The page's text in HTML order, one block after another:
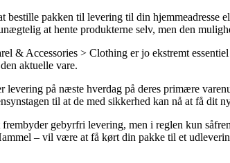
bestille pakken til levering til din
at hente produkterne selv, men den
& Accessories > Clothing er jo ekstremt
aktuelle vare.
levering på næste hverdag på deres primære
til at de med sikkerhed kan nå at få dit
frembyder gebyrfri levering, men i reglen kun
– vil være at få kørt din pakke til et